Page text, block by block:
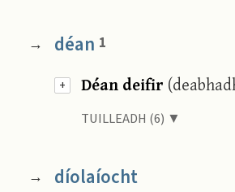
+
→ déan 1
Déan deifir
TUILLEADH (6) ▼
→ díolaíocht